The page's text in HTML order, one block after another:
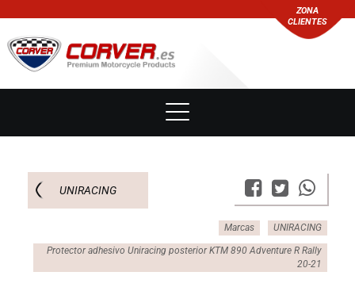
ZONA
CLIENTES
UNIRACING
Marcas UNIRACING
Protector adhesivo Uniracing posterior KTM 890 Adventure R Rally
20-21